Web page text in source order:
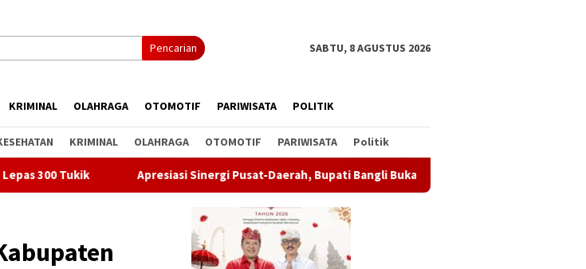
Pencarian SABTU, 8 AGUSTUS 2026
KRIMINAL OLAHRAGA OTOMOTIF PARIWISATA POLITIK
KRIMINAL OLAHRAGA OTOMOTIF PARIWISATA Politik
Apresiasi Sinergi Pusat-Daerah, Bupati Bangli Buka Sosialisasi RUU Satu Data Indonesia